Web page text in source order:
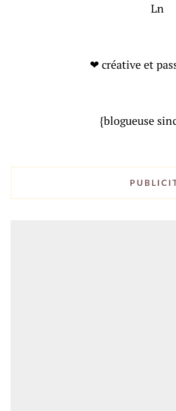
Ln
❤ créative et
{blogueuse